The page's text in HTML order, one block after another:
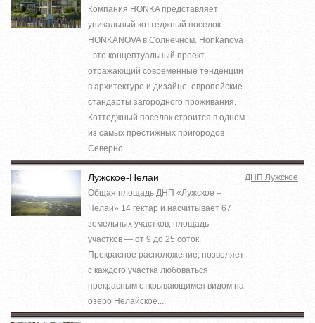
Компания HONKA представляет
уникальный коттеджный поселок
HONKANOVA в Солнечном. Honkanova
- это концептуальный проект,
отражающий современные тенденции
в архитектуре и дизайне, европейские
стандарты загородного проживания.
Коттеджный поселок строится в одном
из самых престижных пригородов
Северно...
Лужское-Нелаи
Общая площадь ДНП «Лужское –
Нелаи» 14 гектар и насчитывает 67
земельных участков, площадь
участков — от 9 до 25 соток.
Прекрасное расположение, позволяет
с каждого участка любоваться
прекрасным открывающимся видом на
озеро Нелайское....
ДНП Лужское